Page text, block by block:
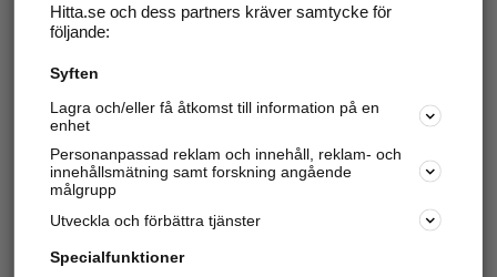
Svara på och hantera dina omdömen
Har du redan verifierat ditt företag? Logga in
Hitta.se och dess partners kräver samtycke för
följande:
Syften
Lagra och/eller få åtkomst till information på en
enhet
Personanpassad reklam och innehåll, reklam- och
innehållsmätning samt forskning angående
målgrupp
Utveckla och förbättra tjänster
Specialfunktioner